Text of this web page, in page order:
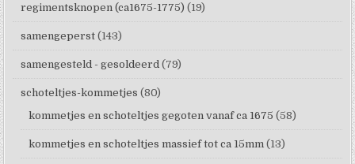
regimentsknopen (ca1675-1775) (19)
samengeperst (143)
samengesteld - gesoldeerd (79)
schoteltjes-kommetjes (80)
kommetjes en schoteltjes gegoten vanaf ca 1675 (58)
kommetjes en schoteltjes massief tot ca 15mm (13)